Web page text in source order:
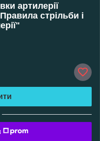
артилерії
стрільби і